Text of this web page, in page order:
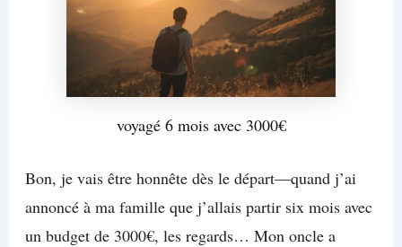
voyagé 6 mois avec 3000€
Bon, je vais être honnête dès le départ—quand j’ai
annoncé à ma famille que j’allais partir six mois avec
un budget de 3000€, les regards… Mon oncle a